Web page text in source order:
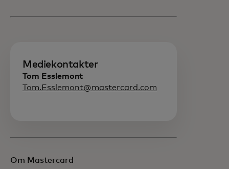
Mediekontakter
Tom Esslemont
Tom.Esslemont@mastercard.com
Om Mastercard